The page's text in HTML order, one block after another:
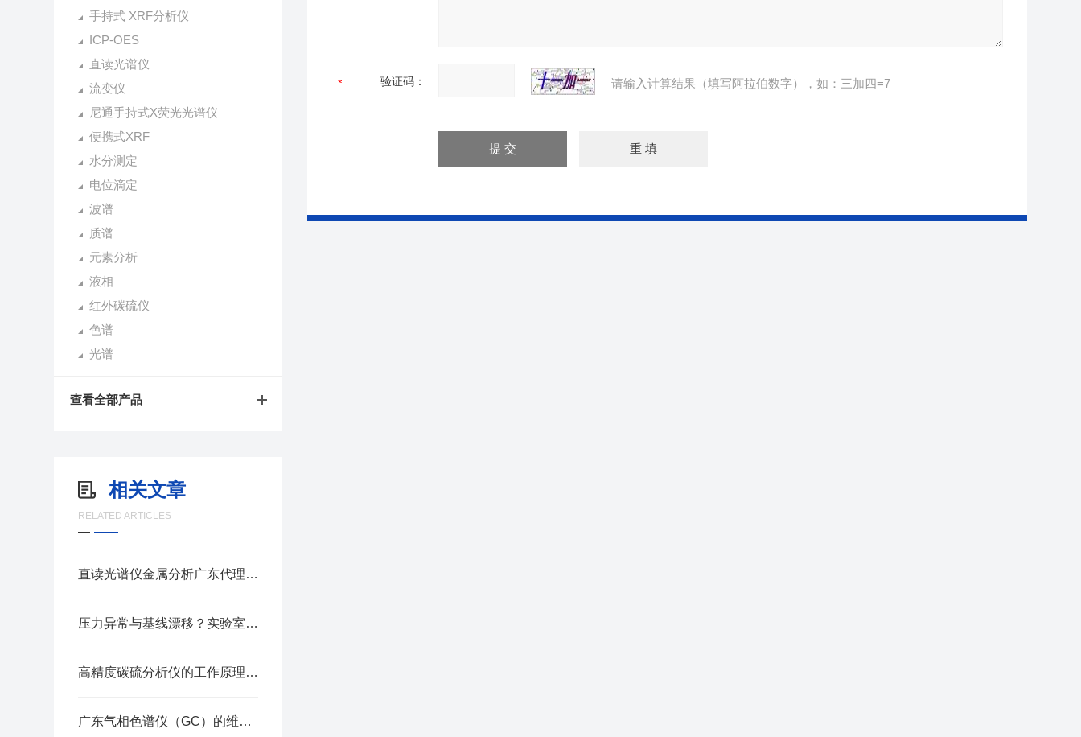
手持式 XRF分析仪
ICP-OES
直读光谱仪
流变仪
尼通手持式X荧光光谱仪
便携式XRF
水分测定
电位滴定
波谱
质谱
元素分析
液相
红外碳硫仪
色谱
光谱
查看全部产品
相关文章
RELATED ARTICLES
直读光谱仪金属分析广东代理，助力珠三角制造企业材料质控升级
压力异常与基线漂移？实验室液相色谱仪常见故障排查实战
高精度碳硫分析仪的工作原理有哪些关键点？
广东气相色谱仪（GC）的维护要点有哪些？
验证码： 请输入计算结果（填写阿拉伯数字），如：三加四=7